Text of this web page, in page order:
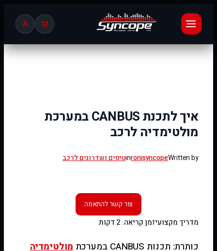
לדלג
איך לתכנת CANBUS במערכת
מולטימדיה לרכב
Written by
ronisyncope
inטיפים ושדרוגים לרכב
מדריך מקצועיזמן קריאה: 2 דקות
כותרת: תכנות CANBUS במערכת
מולטימדיה